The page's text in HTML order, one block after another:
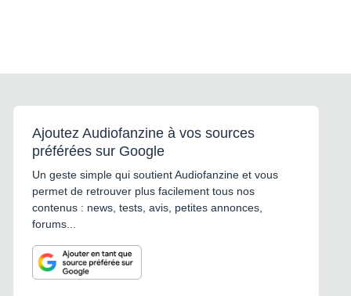
Ajoutez Audiofanzine à vos sources
préférées sur Google
Un geste simple qui soutient Audiofanzine et vous
permet de retrouver plus facilement tous nos
contenus : news, tests, avis, petites annonces,
forums...